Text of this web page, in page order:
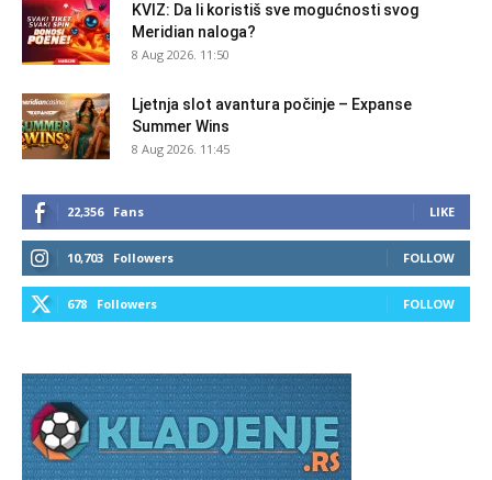
KVIZ: Da li koristiš sve mogućnosti svog
Meridian naloga?
8 Aug 2026. 11:50
Ljetnja slot avantura počinje – Expanse
Summer Wins
8 Aug 2026. 11:45
22,356 Fans LIKE
10,703 Followers FOLLOW
678 Followers FOLLOW